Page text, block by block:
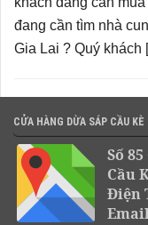
đang cần tìm nhà
Gia Lai ? Quý khách
CỬA HÀNG DỪA SÁP CẦU KÈ
Số
Cầu
Điện